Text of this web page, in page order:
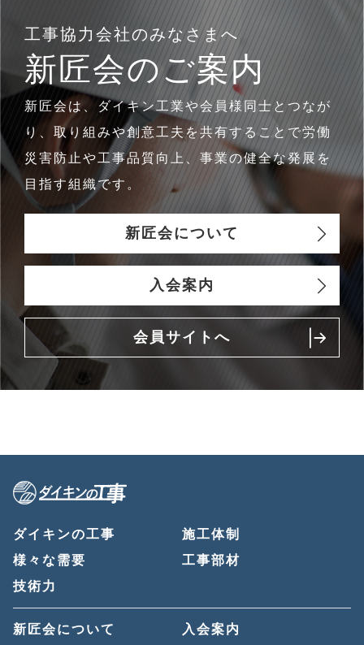
工事協力会社のみなさまへ
新匠会のご案内
新匠会は、ダイキン工業や会員様同士とつなが
り、取り組みや創意工夫を共有することで労働
災害防止や工事品質向上、事業の健全な発展を
目指す組織です。
新匠会について
入会案内
会員サイトへ
ダイキンの工事
施工体制
様々な需要
工事部材
技術力
新匠会について 入会案内